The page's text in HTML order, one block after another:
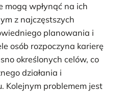
mogą wpłynąć na ich
z najczęstszych
planowania i
osób rozpoczyna karierę
określonych celów, co
działania i
Kolejnym problemem jest